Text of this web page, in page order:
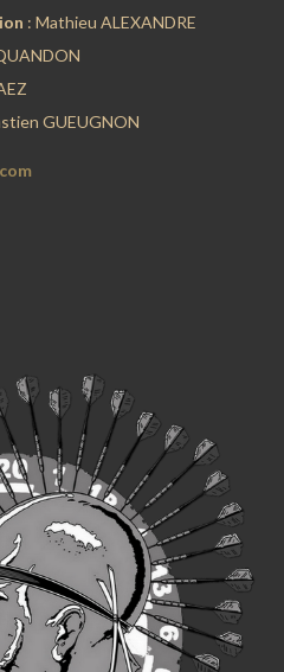
: Mathieu ALEXANDRE
GUEUGNON